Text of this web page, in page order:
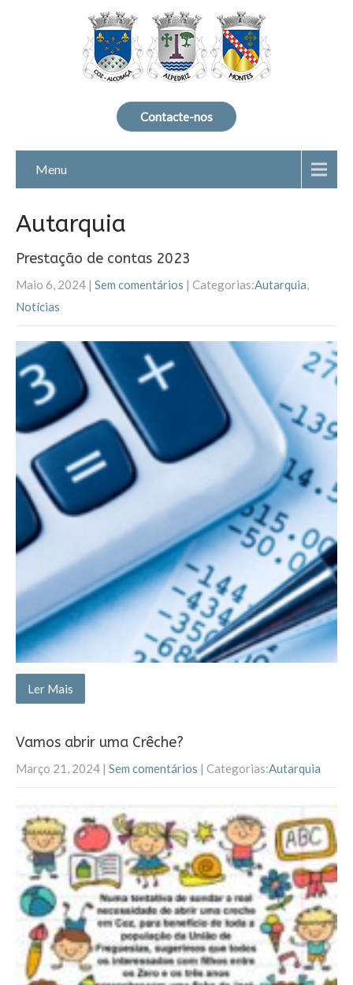
Contacte-nos
Menu
Autarquia
Prestação de contas 2023
Maio 6, 2024 | Sem comentários | Categorias:Autarquia,
Notícias
Ler Mais
Vamos abrir uma Crêche?
Março 21, 2024 | Sem comentários | Categorias:Autarquia